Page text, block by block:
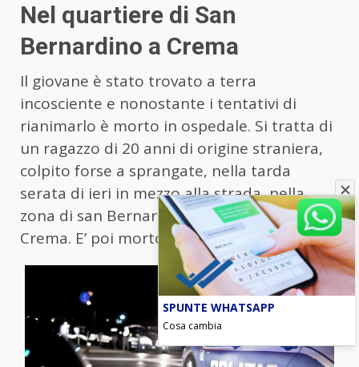
Nel quartiere di San
Bernardino a Crema
Il giovane è stato trovato a terra
incosciente e nonostante i tentativi di
rianimarlo è morto in ospedale. Si tratta di
un ragazzo di 20 anni di origine straniera,
colpito forse a sprangate, nella tarda
serata di ieri in mezzo alla strada, nella
zona di san Bernardino, un quartiere di
Crema. E’ poi morto in ospedale.
SPUNTE WHATSAPP
Cosa cambia